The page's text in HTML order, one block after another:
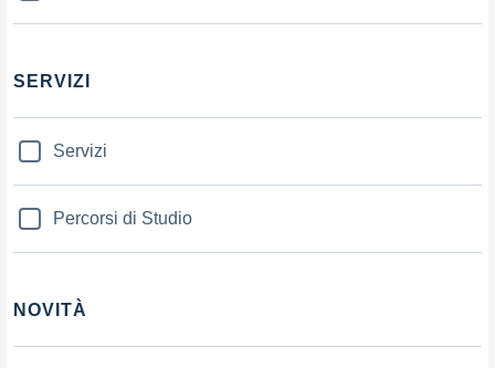
SERVIZI
Servizi
Percorsi di Studio
NOVITÀ